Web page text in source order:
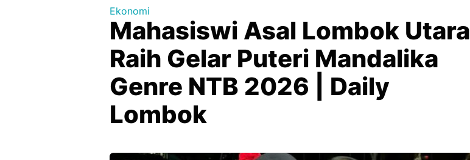
Ekonomi
Mahasiswi Asal Lombok Utara
Raih Gelar Puteri Mandalika
Genre NTB 2026 | Daily
Lombok